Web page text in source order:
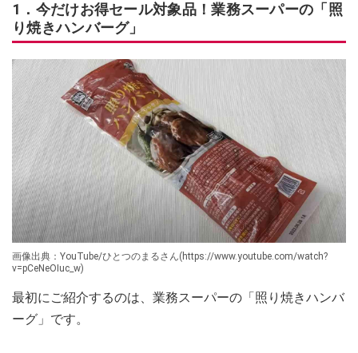
1．今だけお得セール対象品！業務スーパーの「照
り焼きハンバーグ」
画像出典：YouTube/ひとつのまるさん(https://www.youtube.com/watch?
v=pCeNeOIuc_w)
最初にご紹介するのは、業務スーパーの「照り焼きハンバ
ーグ」です。